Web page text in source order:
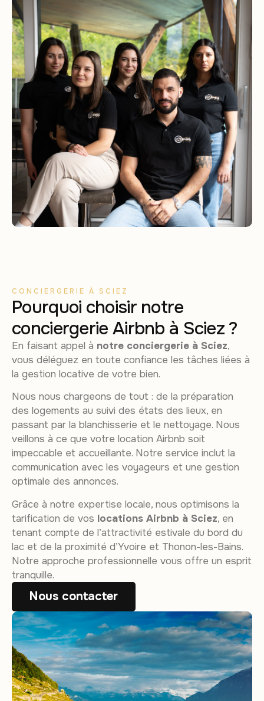
CONCIERGERIE À SCIEZ
Pourquoi choisir notre
conciergerie Airbnb à Sciez ?
En faisant appel à notre conciergerie à Sciez,
vous déléguez en toute confiance les tâches liées à
la gestion locative de votre bien.
Nous nous chargeons de tout : de la préparation
des logements au suivi des états des lieux, en
passant par la blanchisserie et le nettoyage. Nous
veillons à ce que votre location Airbnb soit
impeccable et accueillante. Notre service inclut la
communication avec les voyageurs et une gestion
optimale des annonces.
Grâce à notre expertise locale, nous optimisons la
tarification de vos locations Airbnb à Sciez, en
tenant compte de l’attractivité estivale du bord du
lac et de la proximité d’Yvoire et Thonon-les-Bains.
Notre approche professionnelle vous offre un esprit
tranquille.
Nous contacter